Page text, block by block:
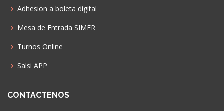
Adhesion a boleta digital
Mesa de Entrada SIMER
Turnos Online
Salsi APP
CONTACTENOS